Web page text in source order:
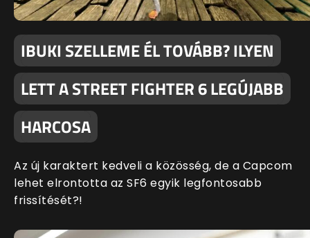
IBUKI SZELLEME ÉL TOVÁBB? ILYEN
LETT A STREET FIGHTER 6 LEGÚJABB
HARCOSA
Az új karaktert kedveli a közösség, de a Capcom
lehet elrontotta az SF6 egyik legfontosabb
frissítését?!